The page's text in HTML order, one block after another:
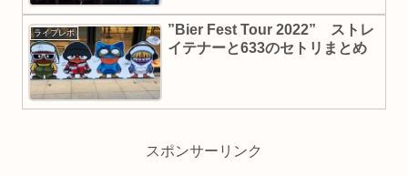
ライブレポ
”Bier Fest Tour 2022” ストレ
イテナーと633のセトリまとめ
スポンサーリンク